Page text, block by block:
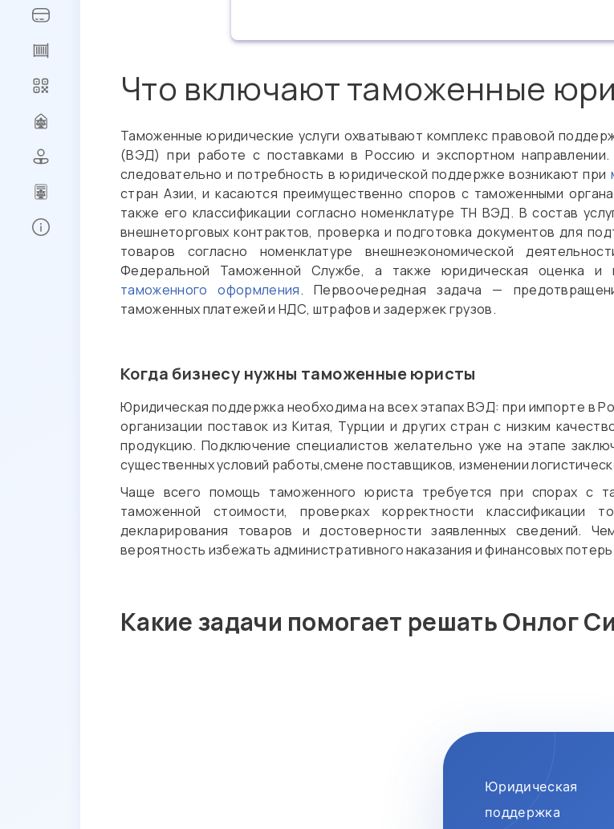
Что включают таможенные
Таможенные юридические услуги охватывают комплекс правовой
(ВЭД) при работе с поставками в Россию и экспортном
следовательно и потребность в юридической поддержке возникают при
стран Азии, и касаются преимущественно споров с таможенными
также его классификации согласно номенклатуре ТН ВЭД. В состав
внешнеторговых контрактов, проверка и подготовка документов для
товаров согласно номенклатуре внешнеэкономической
Федеральной Таможенной Службе, а также юридическая оценка и
таможенного оформления. Первоочередная задача —
таможенных платежей и НДС, штрафов и задержек грузов.
Когда бизнесу нужны таможенные юристы
Юридическая поддержка необходима на всех этапах ВЭД: при импорте в
организации поставок из Китая, Турции и других стран с низким
продукцию. Подключение специалистов желательно уже на этапе
существенных условий работы,смене поставщиков, изменении
Чаще всего помощь таможенного юриста требуется при спорах с
таможенной стоимости, проверках корректности классификации
декларирования товаров и достоверности заявленных сведений.
вероятность избежать административного наказания и финансовых
Какие задачи помогает решать Онлог
Юридическая
поддержка
Регистрация
документов
Обращения